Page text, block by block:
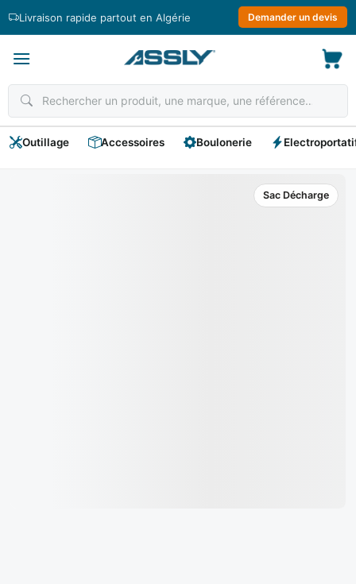
Livraison rapide partout en Algérie Demander un devis
Outillage Accessoires Boulonerie
Sac Décharge